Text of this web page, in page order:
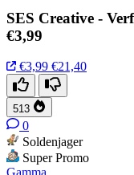
SES Creative -
€3,99
€3,99 €21,40
513
0
Soldenjager
Super Promo